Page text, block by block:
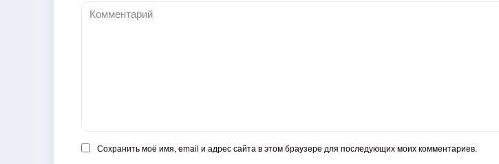
Комментарий
Сохранить моё имя, email и адрес сайта в этом браузере для последующих моих комментариев.